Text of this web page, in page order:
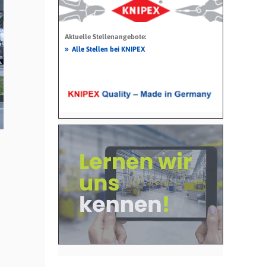
Aktuelle Stellenangebote:
» Alle Stellen bei KNIPEX